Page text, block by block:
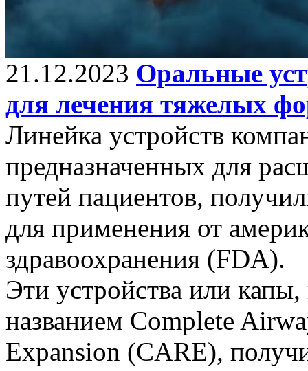
21.12.2023 Оральные
для лечения тяжелых
Линейка устройств
предназначенных для
путей пациентов,
для применения от
здравоохранения (FDA).
Эти устройства или
названием Complete
Expansion (CARE),